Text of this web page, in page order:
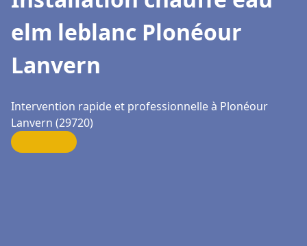
elm leblanc Plonéour
Lanvern
Intervention rapide et professionnelle à Plonéour
Lanvern (29720)